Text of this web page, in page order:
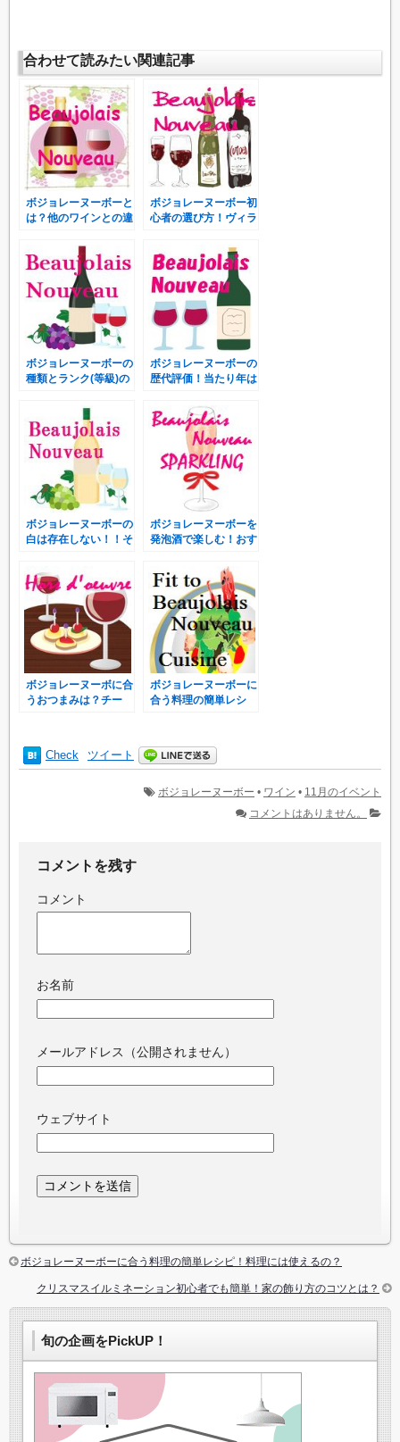
合わせて読みたい関連記事
ボジョレーヌーボーと
は？他のワインとの違
ボジョレーヌーボー初
心者の選び方！ヴィラ
ボジョレーヌーボーの
種類とランク(等級)の
ボジョレーヌーボーの
歴代評価！当たり年は
の？
ボジョレーヌーボーの
白は存在しない！！そ
ボジョレーヌーボーを
発泡酒で楽しむ！おす
酸割
ボジョレーヌーボに合
うおつまみは？チー
ボジョレーヌーボーに
合う料理の簡単レシ
Check ツイート
ボジョレーヌーボー • ワイン • 11月のイベント
コメントはありません。
コメントを残す
コメント
お名前
メールアドレス（公開されません）
ウェブサイト
ボジョレーヌーボーに合う料理の簡単レシピ！料理には使えるの？
クリスマスイルミネーション初心者でも簡単！家の飾り方のコツとは？
旬の企画をPickUP！